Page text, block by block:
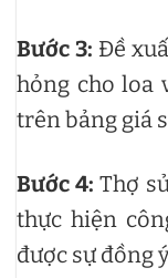
Bước 3: Đề
hỏng cho loa
trên bảng giá
Bước 4: Thợ
thực hiện
được sự đồng